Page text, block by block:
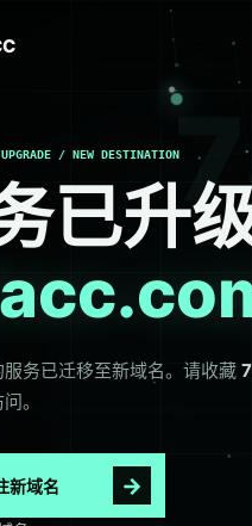
/ NEW DESTINATION
已升
服务已迁移至新域名。请收藏
。
新域名 →
75